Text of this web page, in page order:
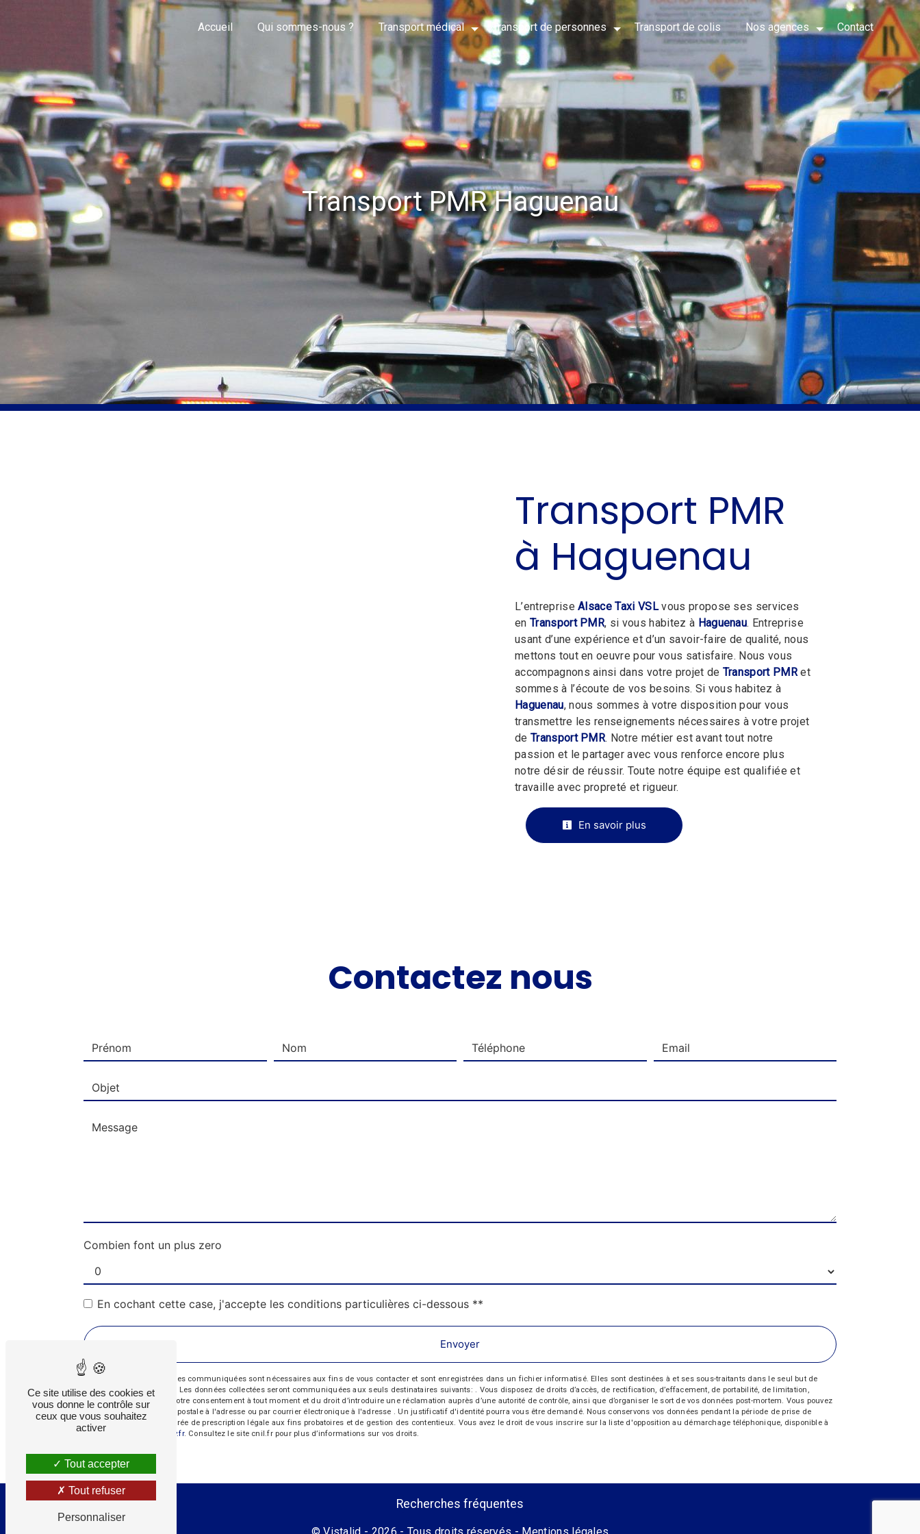
Accueil Qui sommes-nous ? Transport médical Transport de personnes Transport de colis Nos agences Contact
Transport PMR Haguenau
Transport PMR
à Haguenau
L’entrepriseAlsace Taxi VSLvous propose ses services
en Transport PMR, si vous habitez à Haguenau. Entreprise
usant d’une expérience et d’un savoir-faire de qualité, nous
mettons tout en oeuvre pour vous satisfaire. Nous vous
accompagnons ainsi dans votre projet de Transport PMRet
sommes à l’écoute de vos besoins. Si vous habitez à
Haguenau, nous sommes à votre disposition pour vous
transmettre les renseignements nécessaires à votre projet
de Transport PMR. Notre métier est avant tout notre
passion et le partager avec vous renforce encore plus
notre désir de réussir. Toute notre équipe est qualifiée et
travaille avec propreté et rigueur.
En savoir plus
Contactez nous
Combien font un plus zero
En cochant cette case, j'accepte les conditions particulières ci-dessous **
Envoyer
** Les données personnelles communiquées sont nécessaires aux fins de vous contacter et sont enregistrées dans un fichier informatisé. Elles sont destinées à et ses sous-traitants dans le seul but de
répondre à votre message. Les données collectées seront communiquées aux seuls destinataires suivants: . Vous disposez de droits d’accès, de rectification, d’effacement, de portabilité, de limitation,
d’opposition, de retrait de votre consentement à tout moment et du droit d’introduire une réclamation auprès d’une autorité de contrôle, ainsi que d’organiser le sort de vos données post-mortem. Vous pouvez
exercer ces droits par voie postale à l'adresse ou par courrier électronique à l'adresse . Un justificatif d'identité pourra vous être demandé. Nous conservons vos données pendant la période de prise de
contact puis pendant la durée de prescription légale aux fins probatoires et de gestion des contentieux. Vous avez le droit de vous inscrire sur la liste d'opposition au démarchage téléphonique, disponible à
cette adresse:
Bloctel.gouv.fr. Consultez le site cnil.fr pour plus d’informations sur vos droits.
Recherches fréquentes
©Vistalid - 2026 - Tous droits réservés - Mentions légales
Panneau de gestion des cookies
Ce site utilise des cookies et
vous donne le contrôle sur
ceux que vous souhaitez
activer
Tout accepter
Tout refuser
Personnaliser